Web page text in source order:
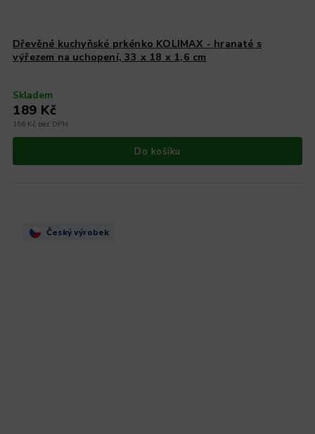
Dřevěné kuchyňské prkénko KOLIMAX - hranaté s
výřezem na uchopení, 33 x 18 x 1,6 cm
Skladem
156 Kč bez DPH
189 Kč
Do košíku
Český výrobek